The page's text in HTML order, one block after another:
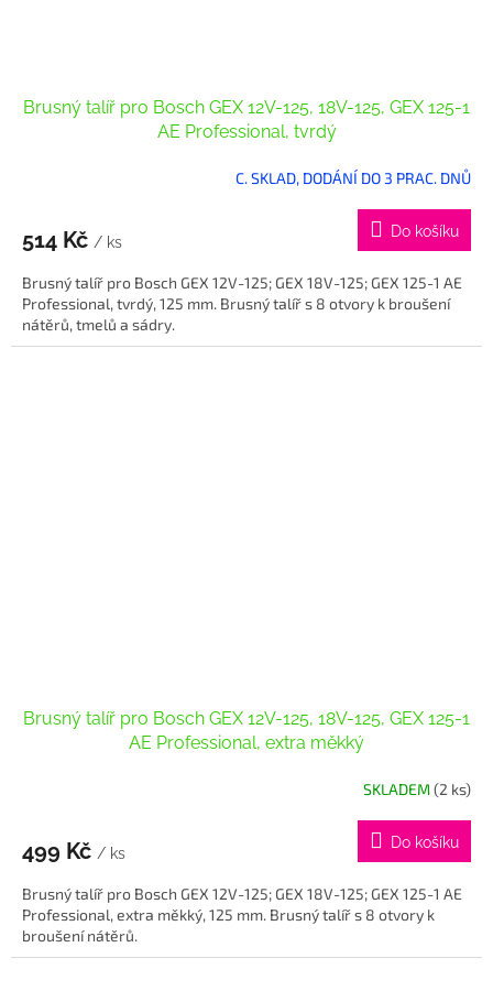
Brusný talíř pro Bosch GEX 12V-125, 18V-125, GEX 125-1
AE Professional, tvrdý
C. SKLAD, DODÁNÍ DO 3 PRAC. DNŮ
514 Kč / ks
Do košíku
Brusný talíř pro Bosch GEX 12V-125; GEX 18V-125; GEX 125-1 AE
Professional, tvrdý, 125 mm. Brusný talíř s 8 otvory k broušení
nátěrů, tmelů a sádry.
Brusný talíř pro Bosch GEX 12V-125, 18V-125, GEX 125-1
AE Professional, extra měkký
SKLADEM(2 ks)
499 Kč / ks
Do košíku
Brusný talíř pro Bosch GEX 12V-125; GEX 18V-125; GEX 125-1 AE
Professional, extra měkký, 125 mm. Brusný talíř s 8 otvory k
broušení nátěrů.